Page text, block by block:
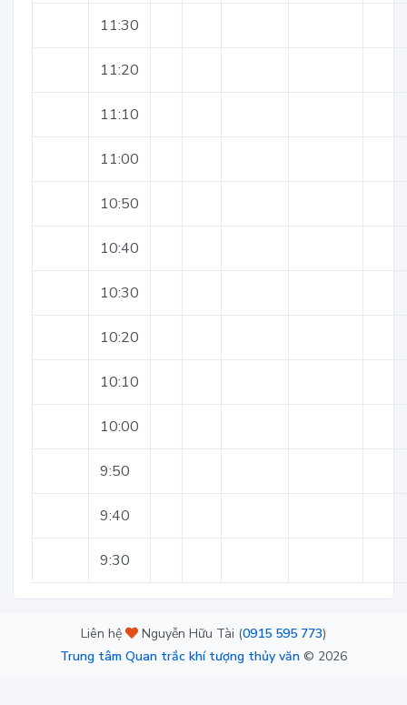
11:30
11:20
11:10
11:00
10:50
10:40
10:30
10:20
10:10
10:00
9:50
9:40
9:30
Liên hệ Nguyễn Hữu Tài (0915 595 773)
Trung tâm Quan trắc khí tượng thủy văn © 2026